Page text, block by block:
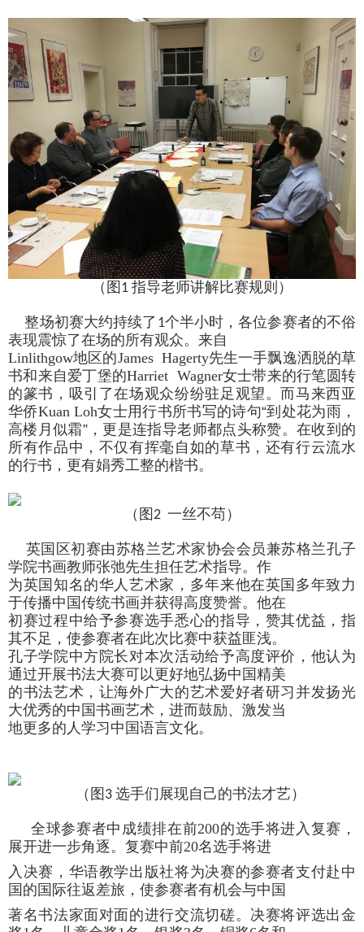
（图 1 指导老师讲解比赛规则）
整场初赛大约持续了 1个半小时，各位参赛者的不俗
表现震惊了在场的所有观众。来自
Linlithgow地区的James Hagerty先生一手飘逸洒脱的草
书和来自爱丁堡的Harriet Wagner女士带来的行笔圆转
的篆书，吸引了在场观众纷纷驻足观望。而马来西亚
华侨Kuan Loh女士用行书所书写的诗句“到处花为雨，
高楼月似霜”，更是连指导老师都点头称赞。 在收到的
所有作品中，不仅有挥毫自如的草书，还有行云流水
的行书，更有娟秀工整的楷书。
（图 2 一丝不苟）
英国区初赛由苏格兰艺术家协会会员兼苏格兰孔子
学院书画教师张弛先生担任艺术指导。作
为英国知名的华人艺术家，多年来他在英国多年致力
于传播中国传统书画并获得高度赞誉。他在
初赛过程中给予参赛选手悉心的指导，赞其优益，指
其不足，使参赛者在此次比赛中获益匪浅。
孔子学院中方院长对本次活动给予高度评价，他认为
通过开展书法大赛可以更好地弘扬中国精美
的书法艺术，让海外广大的艺术爱好者研习并发扬光
大优秀的中国书画艺术，进而鼓励、 激发当
地更多的人学习中国语言文化。
（图 3 选手们展现自己的书法才艺）
全球参赛者中 成绩排在前200的选手将进入复赛，
展开进一步角逐。复赛中前20名选手将进
入决赛， 华语教学出版社将为决赛的参赛者支付赴中
国的国际往返差旅，使参赛者有机会与中国
著名书法家面对面的进行交流切磋。 决赛将评选出金